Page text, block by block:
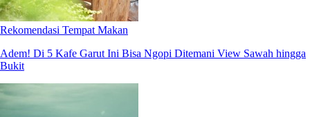
Rekomendasi Tempat Makan
Adem! Di 5 Kafe Garut Ini Bisa Ngopi Ditemani View Sawah hingga
Bukit